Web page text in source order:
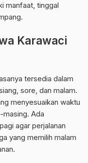
manfaat, tinggal
Karawaci
tersedia dalam
sore, dan malam.
menyesuaikan waktu
masing. Ada
agar perjalanan
yang memilih malam